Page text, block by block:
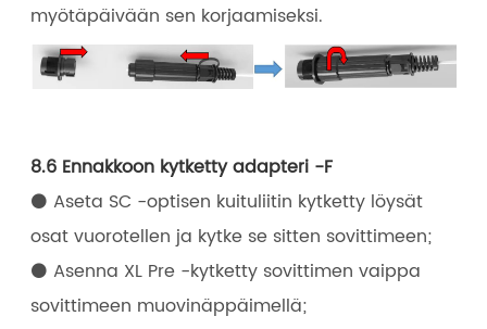
myötäpäivään sen korjaamiseksi.
8.6 Ennakkoon kytketty adapteri -F
⚫ Aseta SC -optisen kuituliitin kytketty löysät
osat vuorotellen ja kytke se sitten sovittimeen;
⚫ Asenna XL Pre -kytketty sovittimen vaippa
sovittimeen muovinäppäimellä;